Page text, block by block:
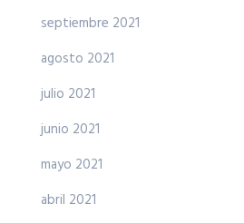
septiembre 2021
agosto 2021
julio 2021
junio 2021
mayo 2021
abril 2021